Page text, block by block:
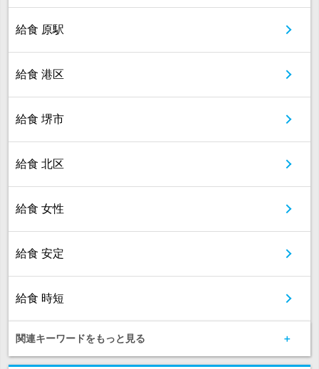
給食 原駅
給食 港区
給食 堺市
給食 北区
給食 女性
給食 安定
給食 時短
関連キーワードをもっと見る